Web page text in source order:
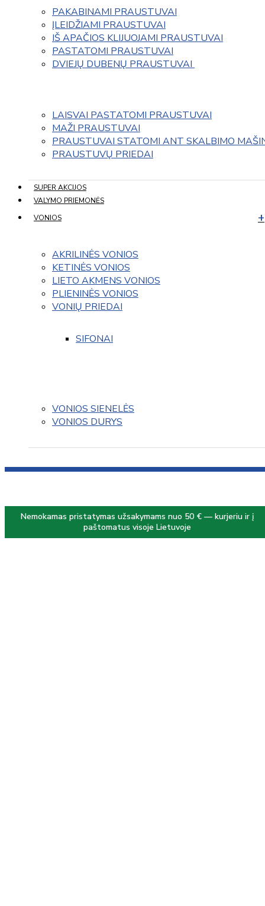
PAKABINAMI PRAUSTUVAI
ĮLEIDŽIAMI PRAUSTUVAI
IŠ APAČIOS KLIJUOJAMI PRAUSTUVAI
PASTATOMI PRAUSTUVAI
DVIEJŲ DUBENŲ PRAUSTUVAI
LAISVAI PASTATOMI PRAUSTUVAI
MAŽI PRAUSTUVAI
PRAUSTUVAI STATOMI ANT SKALBIMO
PRAUSTUVŲ PRIEDAI
SUPER AKCIJOS
VALYMO PRIEMONĖS
VONIOS
AKRILINĖS VONIOS
KETINĖS VONIOS
LIETO AKMENS VONIOS
PLIENINĖS VONIOS
VONIŲ PRIEDAI
SIFONAI
VONIOS SIENELĖS
VONIOS DURYS
Nemokamas pristatymas užsakymams nuo 50 € — kurjeriu ir į
paštomatus visoje Lietuvoje